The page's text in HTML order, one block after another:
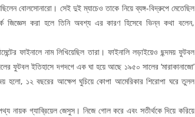
বোলসোনারো। সেই দুই ম্যাচেও তাকে নিয়ে ব্যঙ্গ-বিদ্রুপে মেতেছিল
জিজ্ঞেস করা হলে তিনি অবশ্য এর কারণ হিসেবে ভিন্ন কথা বলেন,
ফাইনালে নাম লিখিয়েছিল তারা। ফাইনালি লড়াইয়েও ছন্দময় ফুটবল
ফুটবল ইতিহাসে দগদগে এক ঘা হয়ে আছে ১৯৫০ সালের ‘মারাকানাজো’
হলো, ১২ বছরের আক্ষেপ ঘুচিয়ে কোপা আমেরিকার শিরোপা ঘরে তুলল
নায়ক গ্যাব্রিয়েল জেসুস। নিজে গোল করে এবং সতীর্থকে দিয়ে করিয়ে